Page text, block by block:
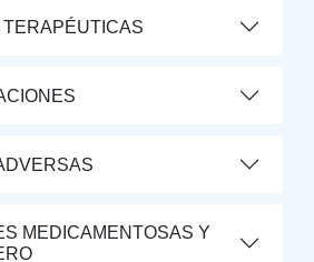
TERAPÉUTICAS
MEDICAMENTOSAS Y